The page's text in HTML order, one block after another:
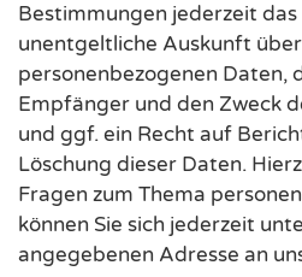
Bestimmungen jederzeit
unentgeltliche Auskunft
personenbezogenen Daten,
Empfänger und den Zweck
und ggf. ein Recht auf
Löschung dieser Daten.
Fragen zum Thema
können Sie sich jederzeit
angegebenen Adresse an